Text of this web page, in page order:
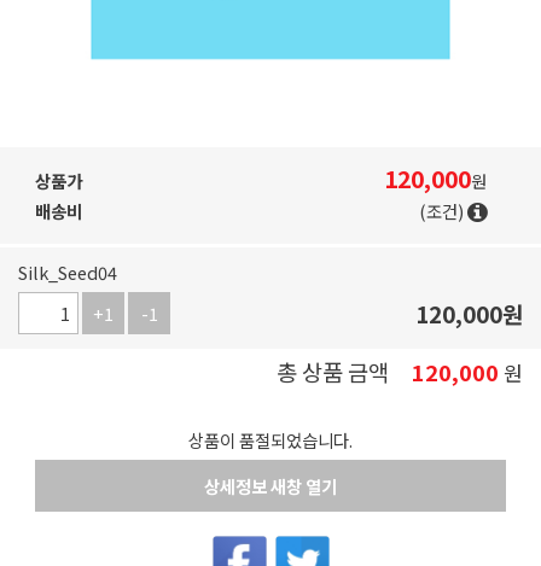
상품가 120,000원
배송비
(조건)
Silk_Seed04
+1
-1 120,000원
총 상품 금액
120,000 원
상품이 품절되었습니다.
상세정보 새창 열기